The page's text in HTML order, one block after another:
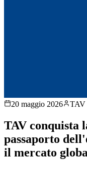
20 maggio 2026 TAV
TAV conquista
passaporto
il mercato